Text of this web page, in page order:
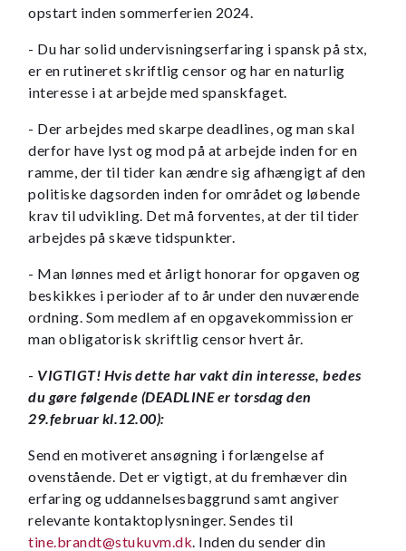
opstart inden sommerferien 2024.
- Du har solid undervisningserfaring i spansk på stx,
er en rutineret skriftlig censor og har en naturlig
interesse i at arbejde med spanskfaget.
- Der arbejdes med skarpe deadlines, og man skal
derfor have lyst og mod på at arbejde inden for en
ramme, der til tider kan ændre sig afhængigt af den
politiske dagsorden inden for området og løbende
krav til udvikling. Det må forventes, at der til tider
arbejdes på skæve tidspunkter.
- Man lønnes med et årligt honorar for opgaven og
beskikkes i perioder af to år under den nuværende
ordning. Som medlem af en opgavekommission er
man obligatorisk skriftlig censor hvert år.
- VIGTIGT! Hvis dette har vakt din interesse, bedes
du gøre følgende (DEADLINE er torsdag den
29.februar kl.12.00):
Send en motiveret ansøgning i forlængelse af
ovenstående. Det er vigtigt, at du fremhæver din
erfaring og uddannelsesbaggrund samt angiver
relevante kontaktoplysninger. Sendes til
tine.brandt@stukuvm.dk. Inden du sender din